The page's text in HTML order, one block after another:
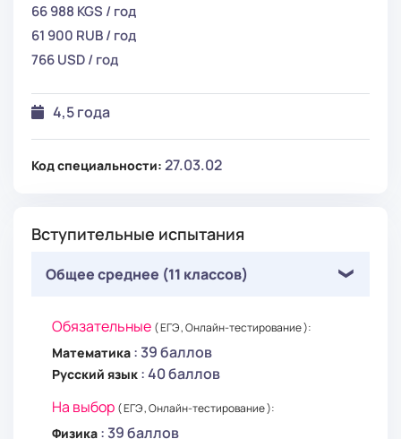
66 988 KGS / год
61 900 RUB / год
766 USD / год
4,5 года
Код специальности: 27.03.02
Вступительные испытания
Общее среднее (11 классов)
Обязательные ( ЕГЭ , Онлайн-тестирование ):
Математика : 39 баллов
Русский язык : 40 баллов
На выбор ( ЕГЭ , Онлайн-тестирование ):
Физика : 39 баллов